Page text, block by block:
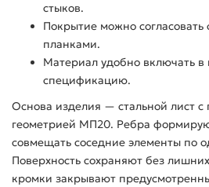
стыков.
Покрытие можно
планками.
Материал удобно включать
спецификацию.
Основа изделия — стальной лист с
геометрией МП20. Ребра
совмещать соседние элементы по
Поверхность сохраняют без
кромки закрывают